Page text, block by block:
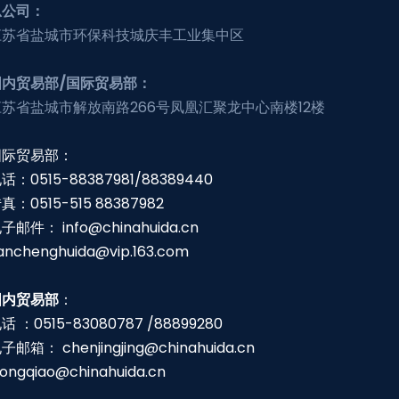
司：
省盐城市环保科技城庆丰工业集中区
贸易部/国际贸易部：
省盐城市解放南路266号凤凰汇聚龙中心南楼12楼
贸易部：
：0515-88387981/88389440
：0515-515 88387982
邮件： info@chinahuida.cn
贸易部 ：
：0515-83080787 /88899280
邮箱： chenjingjing@chinahuida.cn